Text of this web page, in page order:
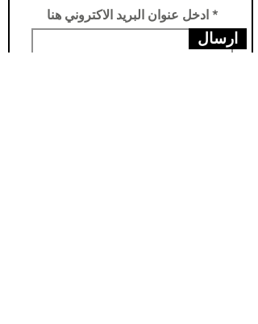
ادخل عنوان البريد الاكتروني هنا
ارسال